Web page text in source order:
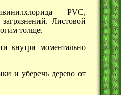
— PVC,
Листовой
толще.
внутри моментально
и уберечь дерево от